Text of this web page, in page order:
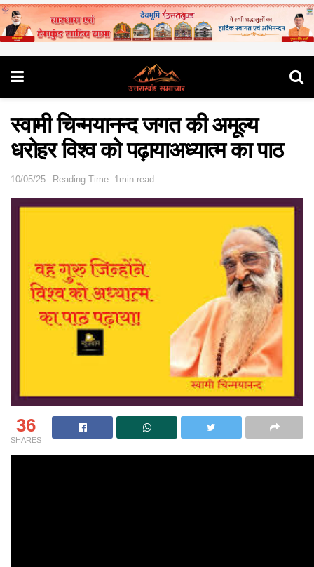
स्वामी चिन्मयानन्द जगत की अमूल्य
धरोहर विश्व को पढ़ायाअध्यात्म का पाठ
10/05/25 Reading Time: 1min read
36
SHARES